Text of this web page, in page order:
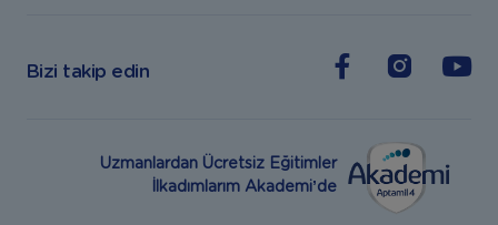
Bizi takip edin
Uzmanlardan Ücretsiz Eğitimler
İlkadımlarım Akademi’de